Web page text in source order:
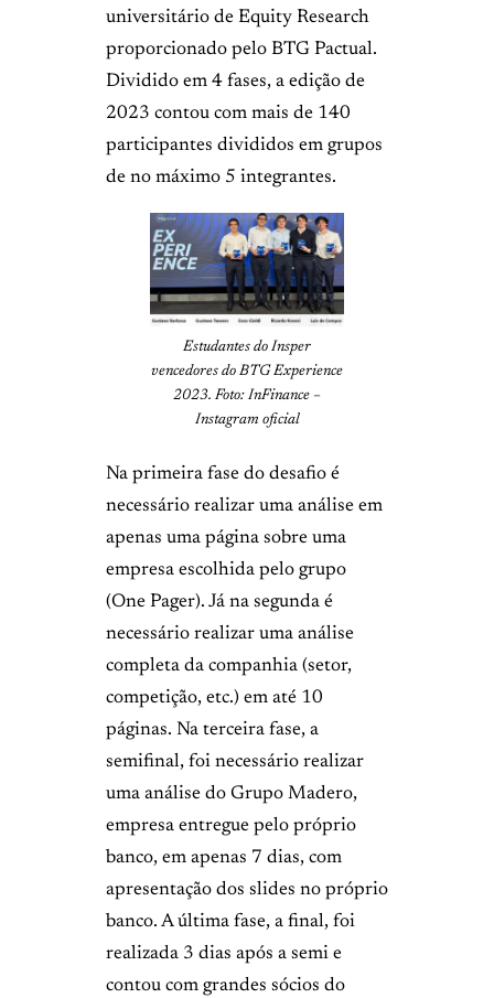
universitário de Equity Research
proporcionado pelo BTG Pactual.
Dividido em 4 fases, a edição de
2023 contou com mais de 140
participantes divididos em grupos
de no máximo 5 integrantes.
Estudantes do Insper
vencedores do BTG Experience
2023. Foto: InFinance –
Instagram oficial
Na primeira fase do desafio é
necessário realizar uma análise em
apenas uma página sobre uma
empresa escolhida pelo grupo
(One Pager). Já na segunda é
necessário realizar uma análise
completa da companhia (setor,
competição, etc.) em até 10
páginas. Na terceira fase, a
semifinal, foi necessário realizar
uma análise do Grupo Madero,
empresa entregue pelo próprio
banco, em apenas 7 dias, com
apresentação dos slides no próprio
banco. A última fase, a final, foi
realizada 3 dias após a semi e
contou com grandes sócios do